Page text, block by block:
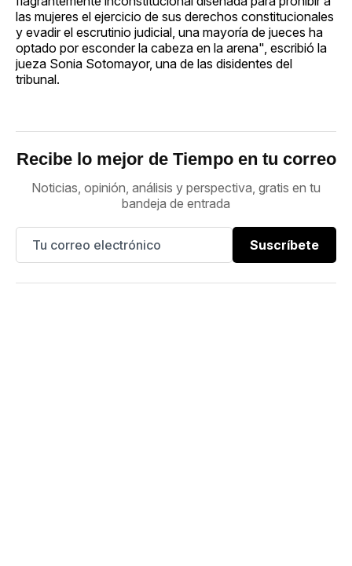
las mujeres el ejercicio de sus derechos constitucionales
y evadir el escrutinio judicial, una mayoría de jueces ha
optado por esconder la cabeza en la arena", escribió la
jueza Sonia Sotomayor, una de las disidentes del
tribunal.
Recibe lo mejor de Tiempo en tu correo
Noticias, opinión, análisis y perspectiva, gratis en tu
bandeja de entrada
Suscríbete